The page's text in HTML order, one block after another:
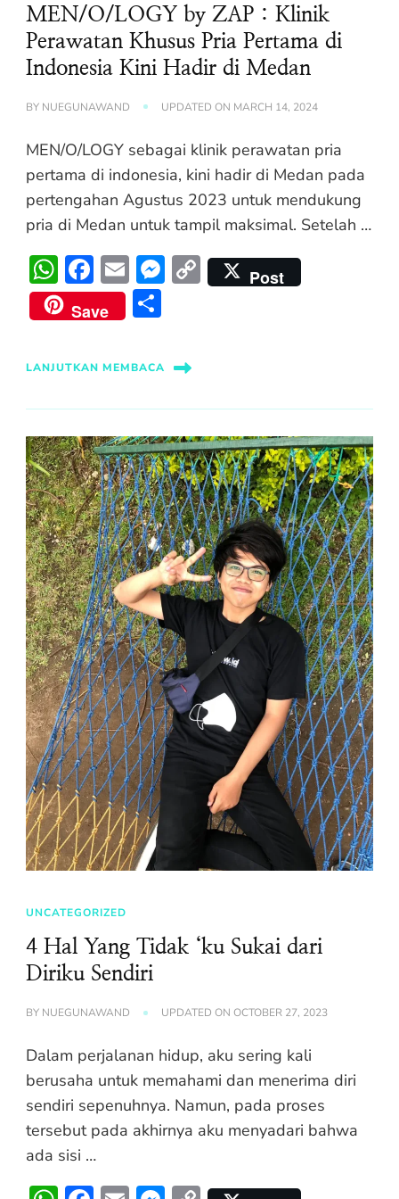
MEN/O/LOGY by ZAP : Klinik
Perawatan Khusus Pria Pertama di
Indonesia Kini Hadir di Medan
BY NUEGUNAWAND UPDATED ON MARCH 14, 2024
MEN/O/LOGY sebagai klinik perawatan pria
pertama di indonesia, kini hadir di Medan pada
pertengahan Agustus 2023 untuk mendukung
pria di Medan untuk tampil maksimal. Setelah …
WhatsApp
Facebook
EmailMessenger
Copy
Link
Post
Save
LANJUTKAN MEMBACA
UNCATEGORIZED
4 Hal Yang Tidak ‘ku Sukai dari
Diriku Sendiri
BY NUEGUNAWAND UPDATED ON OCTOBER 27, 2023
Dalam perjalanan hidup, aku sering kali
berusaha untuk memahami dan menerima diri
sendiri sepenuhnya. Namun, pada proses
tersebut pada akhirnya aku menyadari bahwa
ada sisi …